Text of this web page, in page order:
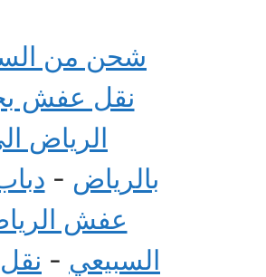
شحن من
نقل عفش
الرياض
بالرياض -
عفش
السبيعي -